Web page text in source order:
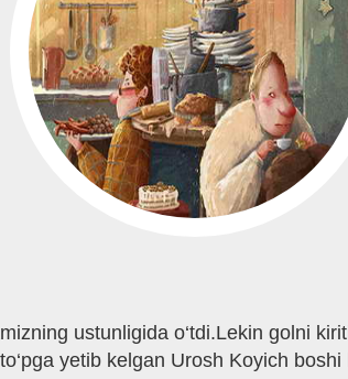
ustunligida o‘tdi.Lekin golni
yetib kelgan Urosh Koyich